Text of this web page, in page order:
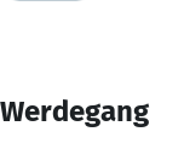
Werdegang